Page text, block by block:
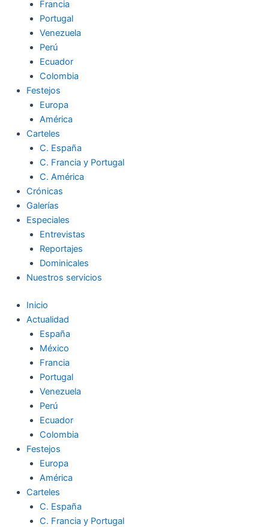
Francia
Portugal
Venezuela
Perú
Ecuador
Colombia
Festejos
Europa
América
Carteles
C. España
C. Francia y Portugal
C. América
Crónicas
Galerías
Especiales
Entrevistas
Reportajes
Dominicales
Nuestros servicios
Inicio
Actualidad
España
México
Francia
Portugal
Venezuela
Perú
Ecuador
Colombia
Festejos
Europa
América
Carteles
C. España
C. Francia y Portugal